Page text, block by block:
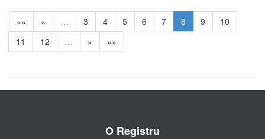
«« « … 3 4 5 6 7 8 9
10
11
12 … » »»
O Registru